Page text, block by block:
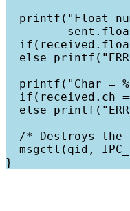
printf("Float
else
printf("Char =
if(received.ch
else
/* Destroys the
msgctl(qid,